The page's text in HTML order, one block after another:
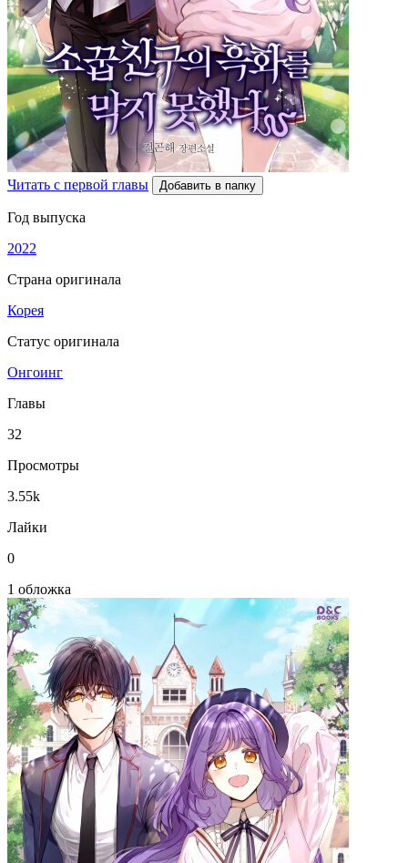
Читать с первой главы Добавить в папку
Год выпуска
2022
Страна оригинала
Корея
Статус оригинала
Онгоинг
Главы
32
Просмотры
3.55k
Лайки
0
1 обложка